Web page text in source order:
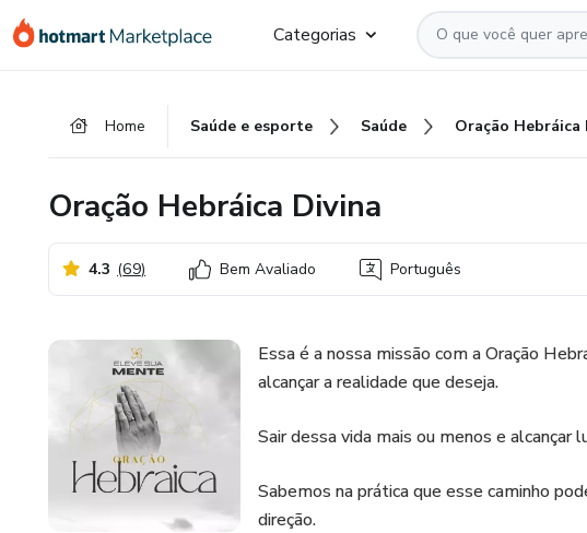
para
para
para
Categorias
Home Saúde e esporte Saúde
Oração Hebráica Divina
4.3 (69) Bem Avaliado Português
Essa é a nossa missão com a Oração
alcançar a realidade que deseja.
Sair dessa vida mais ou menos e alcançar
Sabemos na prática que esse caminho
direção.